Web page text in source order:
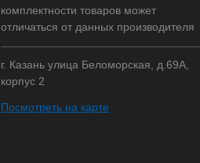
комплектности товаров может
отличаться от данных производителя
г. Казань улица Беломорская, д.69А,
корпус 2
Посмотреть на карте